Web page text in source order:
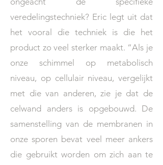
veredelingstechniek? Eric legt uit dat
het vooral die techniek is die het
product zo veel sterker maakt. “Als je
onze schimmel op metabolisch
niveau, op cellulair niveau, vergelijkt
met die van anderen, zie je dat de
celwand anders is opgebouwd. De
samenstelling van de membranen in
onze sporen bevat veel meer ankers
die gebruikt worden om zich aan te